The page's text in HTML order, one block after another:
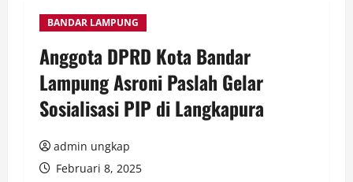
BANDAR LAMPUNG
Anggota DPRD Kota Bandar
Lampung Asroni Paslah Gelar
Sosialisasi PIP di Langkapura
admin ungkap
Februari 8, 2025